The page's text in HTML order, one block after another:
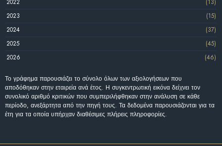
2022
(13)
2023
(15)
2024
(37)
2025
(45)
2026
(46)
Το γράφημα παρουσιάζει το σύνολο όλων των αξιολογήσεων που
αποδόθηκαν στην εταιρεία ανά έτος. Η συγκεντρωτική εικόνα δείχνει τον
συνολικό αριθμό κριτικών που συμπεριλήφθηκαν στην ανάλυση σε κάθε
περίοδο, ανεξάρτητα από την πηγή τους. Τα δεδομένα παρουσιάζονται για τα
έτη για τα οποία υπήρχαν διαθέσιμες πλήρεις πληροφορίες.